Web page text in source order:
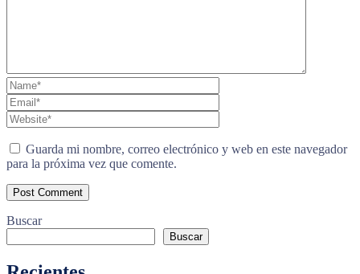
Guarda mi nombre, correo electrónico y web en este navegador
para la próxima vez que comente.
Buscar
Buscar